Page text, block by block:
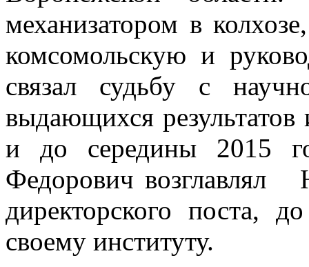
механизатором в
комсомольскую и
связал судьбу с
выдающихся
и до середины 2015
Федорович
директорского поста,
своему институту.